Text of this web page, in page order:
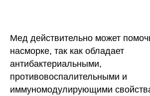
Мед действительно может
насморке, так как обладает
антибактериальными,
противовоспалительными и
иммуномодулирующими